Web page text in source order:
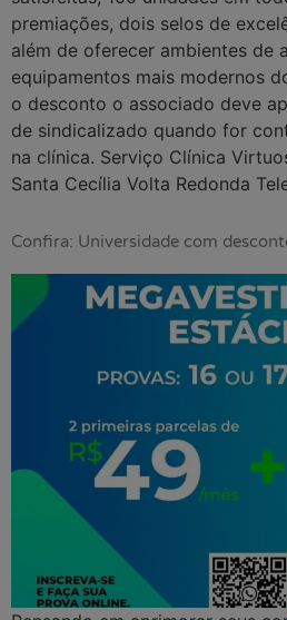
premiações, dois selos de
além de oferecer ambientes de
equipamentos mais modernos
o desconto o associado deve
de sindicalizado quando for
na clínica. Serviço Clínica
Santa Cecília Volta Redonda
Confira: Universidade com